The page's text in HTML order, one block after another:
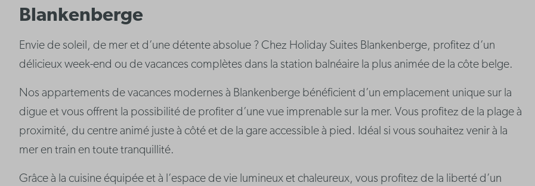
Blankenberge
Envie de soleil, de mer et d’une détente absolue ? Chez Holiday Suites Blankenberge, profitez d’un
délicieux week-end ou de vacances complètes dans la station balnéaire la plus animée de la côte belge.
Nos appartements de vacances modernes à Blankenberge bénéficient d’un emplacement unique sur la
digue et vous offrent la possibilité de profiter d’une vue imprenable sur la mer. Vous profitez de la plage à
proximité, du centre animé juste à côté et de la gare accessible à pied. Idéal si vous souhaitez venir à la
mer en train en toute tranquillité.
Grâce à la cuisine équipée et à l’espace de vie lumineux et chaleureux, vous profitez de la liberté d’un